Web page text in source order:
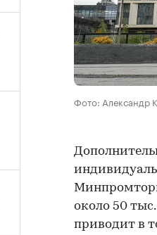
Фото: Александр
около 50
приводит в